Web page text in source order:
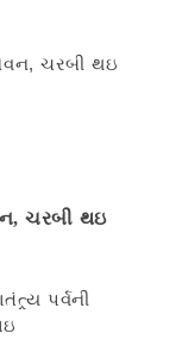
ચરબી થઇ